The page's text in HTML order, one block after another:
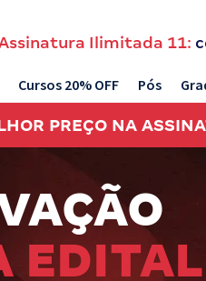
Ilimitada 11:
Cursos 20% OFF Pós
PREÇO NA